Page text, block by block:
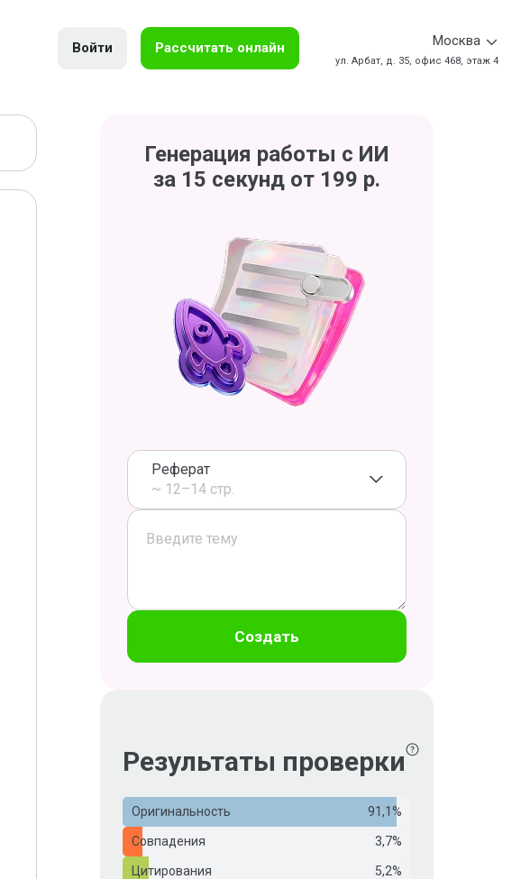
Войти Рассчитать онлайн Москва
ул. Арбат, д. 35, офис 468, этаж 4
Генерация работы с ИИ
за 15 секунд от 199 р.
Реферат
~ 12–14 стр.
Создать
Результаты проверки
Оригинальность 91,1%
Совпадения 3,7%
Цитирования 5,2%